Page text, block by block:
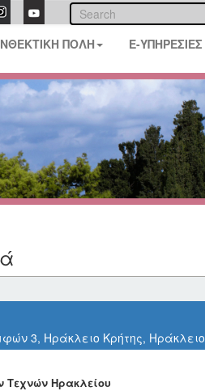
ΠΟΛΗ E-ΥΠΗΡΕΣΙΕΣ
3, Ηράκλειο Κρήτης, Ηράκλειο
Τεχνών Ηρακλείου